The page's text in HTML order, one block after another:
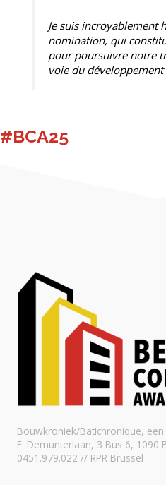
Je suis incroyablement
nomination, qui
pour poursuivre notre
voie du
#BCA25
Bouwkroniek/Batichronique,
E. Demunterlaan, 3 Bus 6, 1090
0451.979.022 // RPR Brussel